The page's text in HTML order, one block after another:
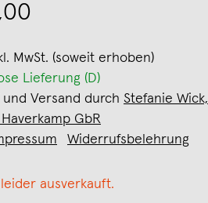
MwSt. (soweit erhoben)
Lieferung (D)
Versand durch Stefanie Wick,
GbR
Widerrufsbelehrung
ausverkauft.